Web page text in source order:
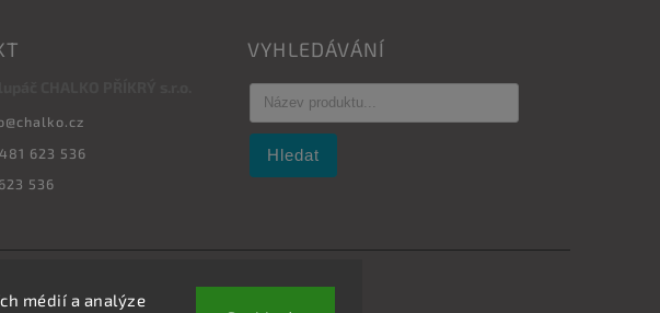
médií a analýze
@chalko.cz
623 536
536
VYHLEDÁVÁNÍ
Hledat
práva vyhrazena.